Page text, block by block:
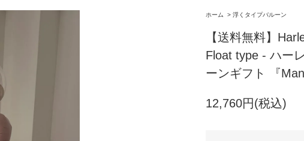
ホーム > 浮くタイプバルーン
【送料無料】
Float type - ハー
ーンギフト 『
12,760円(税込)